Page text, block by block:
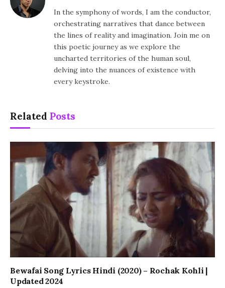
In the symphony of words, I am the conductor,
orchestrating narratives that dance between
the lines of reality and imagination. Join me on
this poetic journey as we explore the
uncharted territories of the human soul,
delving into the nuances of existence with
every keystroke.
Related Posts
Bewafai Song Lyrics Hindi (2020) – Rochak Kohli |
Updated 2024